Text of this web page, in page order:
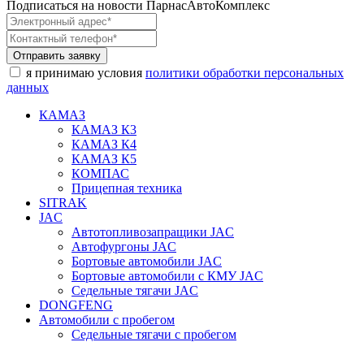
Подписаться на новости ПарнасАвтоКомплекс
Отправить заявку
я принимаю условия политики обработки персональных
данных
КАМАЗ
КАМАЗ К3
КАМАЗ К4
КАМАЗ К5
КОМПАС
Прицепная техника
SITRAK
JAC
Автотопливозапращики JAC
Автофургоны JAC
Бортовые автомобили JAC
Бортовые автомобили с КМУ JAC
Седельные тягачи JAC
DONGFENG
Автомобили с пробегом
Седельные тягачи с пробегом